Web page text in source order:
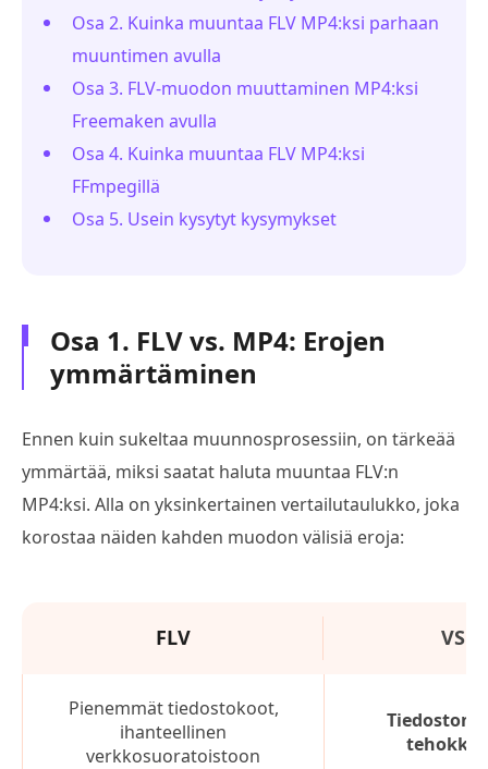
Osa 2. Kuinka muuntaa FLV MP4:ksi parhaan
muuntimen avulla
Osa 3. FLV-muodon muuttaminen MP4:ksi
Freemaken avulla
Osa 4. Kuinka muuntaa FLV MP4:ksi
FFmpegillä
Osa 5. Usein kysytyt kysymykset
Osa 1. FLV vs. MP4: Erojen
ymmärtäminen
Ennen kuin sukeltaa muunnosprosessiin, on tärkeää
ymmärtää, miksi saatat haluta muuntaa FLV:n
MP4:ksi. Alla on yksinkertainen vertailutaulukko, joka
korostaa näiden kahden muodon välisiä eroja:
FLV VS
Pienemmät tiedostokoot,
ihanteellinen
verkkosuoratoistoon
Tiedoston